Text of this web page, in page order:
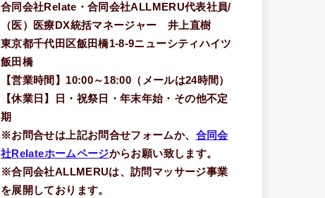
合同会社Relate・合同会社ALLMERU代表社員/
（医）医療DX統括マネージャー 井上直樹
東京都千代田区飯田橋1-8-9ニューシティハイツ
飯田橋
【営業時間】10:00～18:00（メールは24時間）
【休業日】日・祝祭日・年末年始・その他不定
期
※お問合せは上記お問合せフォームか、 合同会
社Relateホームページからお願い致します。
※合同会社ALLMERUは、訪問マッサージ事業
を展開しております。